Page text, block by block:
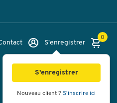
S'enregistrer
S'enregistrer
Nouveau client ? S'inscrire ici
0
Services & planification Inspiration